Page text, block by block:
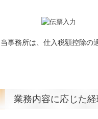
当事務所は、仕入税額控除の
業務内容に応じた